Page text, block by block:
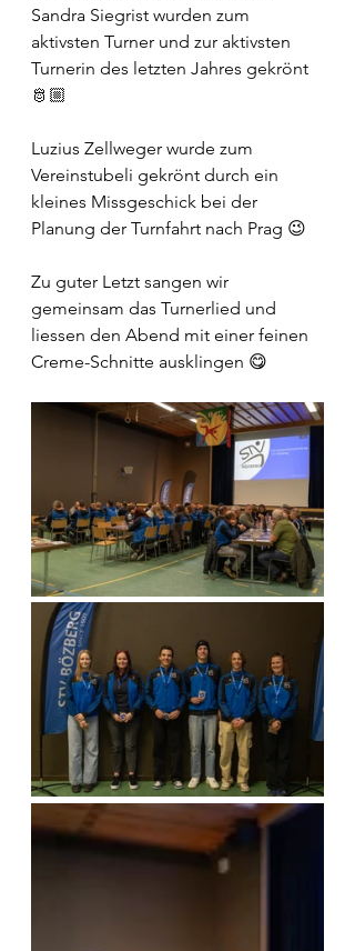
Sandra Siegrist wurden zum
aktivsten Turner und zur aktivsten
Turnerin des letzten Jahres gekrönt
🫅🏼
Luzius Zellweger wurde zum
Vereinstubeli gekrönt durch ein
kleines Missgeschick bei der
Planung der Turnfahrt nach Prag 😉
Zu guter Letzt sangen wir
gemeinsam das Turnerlied und
liessen den Abend mit einer feinen
Creme-Schnitte ausklingen 😋